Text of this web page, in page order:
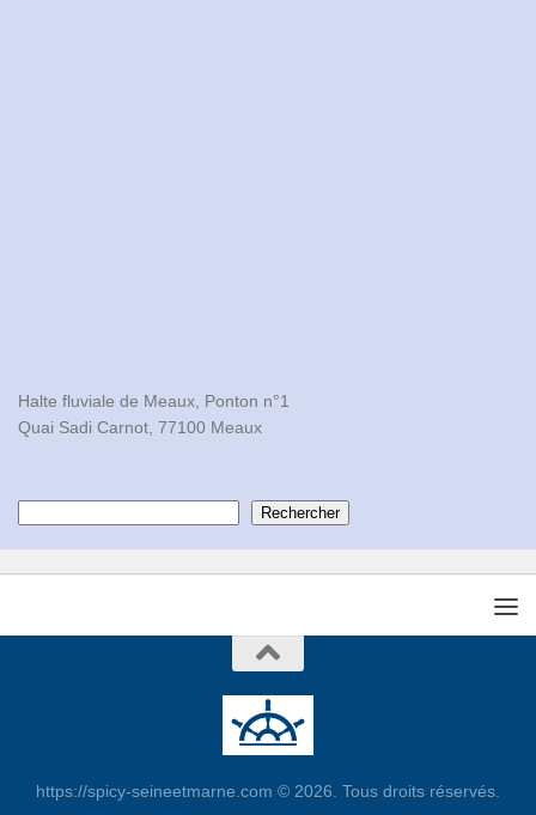
Halte fluviale de Meaux, Ponton n°1
Quai Sadi Carnot, 77100 Meaux
Rechercher
https://spicy-seineetmarne.com © 2026. Tous droits réservés.